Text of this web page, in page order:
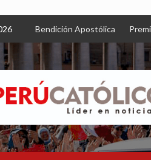
Bendición Apostólica